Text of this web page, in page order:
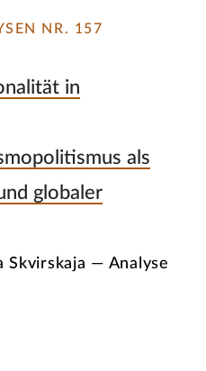
NR. 157
in
als
globaler
Skvirskaja — Analyse